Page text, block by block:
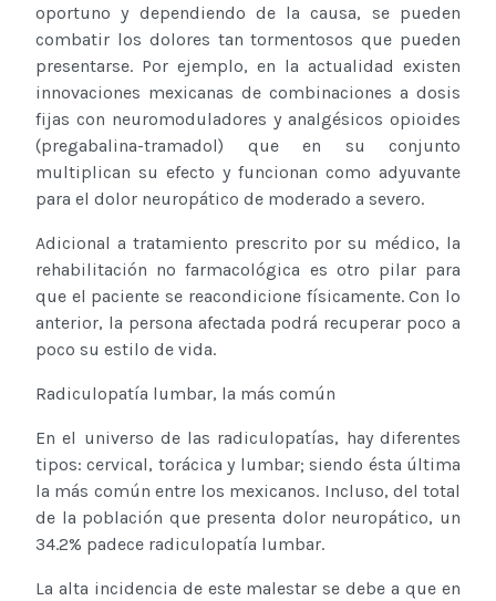
oportuno y dependiendo de la causa, se pueden
combatir los dolores tan tormentosos que pueden
presentarse. Por ejemplo, en la actualidad existen
innovaciones mexicanas de combinaciones a dosis
fijas con neuromoduladores y analgésicos opioides
(pregabalina-tramadol) que en su conjunto
multiplican su efecto y funcionan como adyuvante
para el dolor neuropático de moderado a severo.
Adicional a tratamiento prescrito por su médico, la
rehabilitación no farmacológica es otro pilar para
que el paciente se reacondicione físicamente. Con lo
anterior, la persona afectada podrá recuperar poco a
poco su estilo de vida.
Radiculopatía lumbar, la más común
En el universo de las radiculopatías, hay diferentes
tipos: cervical, torácica y lumbar; siendo ésta última
la más común entre los mexicanos. Incluso, del total
de la población que presenta dolor neuropático, un
34.2% padece radiculopatía lumbar.
La alta incidencia de este malestar se debe a que en